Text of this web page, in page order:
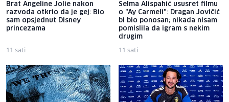
Brat Angeline Jolie nakon
razvoda otkrio da je gej: Bio
sam opsjednut Disney
princezama
11 sati
Selma Alispahić ususret filmu
o "Ay Carmeli": Dragan Jovičić
bi bio ponosan; nikada nisam
pomislila da igram s nekim
drugim
11 sati